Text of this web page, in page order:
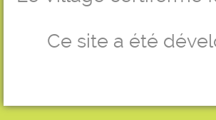
Ce site a été